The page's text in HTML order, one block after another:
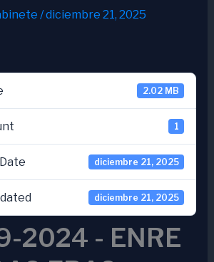
/diciembre 21, 2025
2.02 MB
1
diciembre 21, 2025
diciembre 21, 2025
2024 - ENRE